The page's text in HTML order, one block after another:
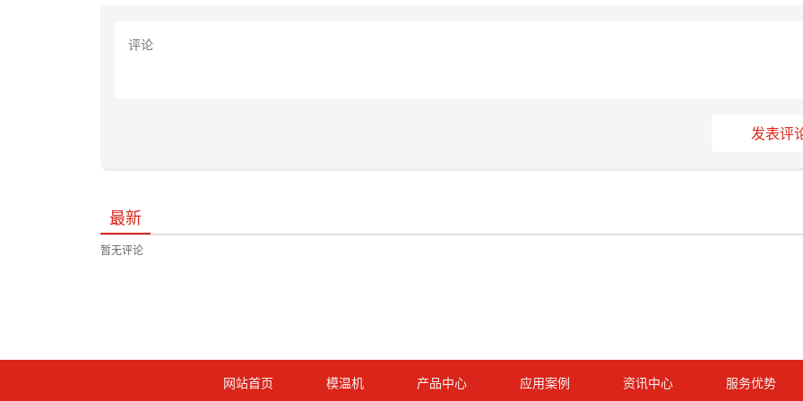
发表评
最新
暂无评论
网站首页 模温机 产品中心 应用案例 资讯中心 服务优势